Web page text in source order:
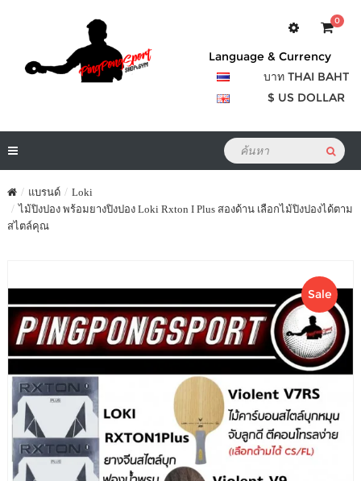
0
Language & Currency
บาท THAI BAHT
$ US DOLLAR
แบรนด์
Loki
ไม้ปิงปอง พร้อมยางปิงปอง Loki Rxton I Plus สองด้าน เลือกไม้ปิงปองได้ตาม
สไตล์คุณ
Sale